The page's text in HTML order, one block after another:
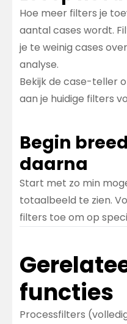
Hoe meer filters je
aantal cases wordt.
je te weinig cases
analyse.
Bekijk de case-teller
aan je huidige filters
Begin
daarna
Start met zo min
totaalbeeld te zien.
filters toe om op
functies
Processfilters